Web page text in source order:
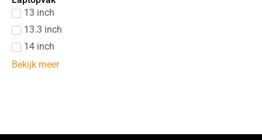
13 inch
13.3 inch
14 inch
Bekijk meer